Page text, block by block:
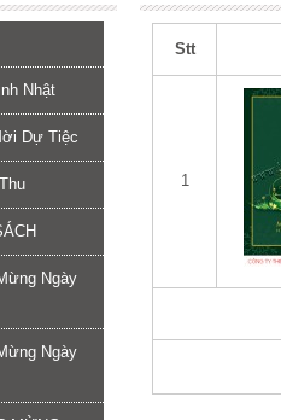
Stt
1
Nhật
Dự Tiệc
Ngày
Ngày